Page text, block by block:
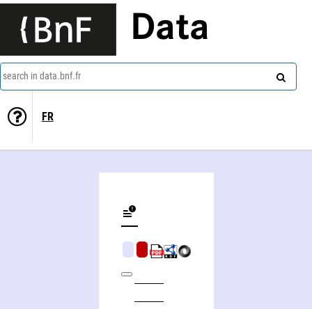
Data
search in data.bnf.fr
FR